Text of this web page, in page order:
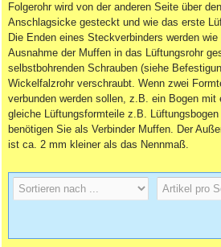
Folgerohr wird von der anderen Seite über
Anschlagsicke gesteckt und wie das erste
Die Enden eines Steckverbinders werden
Ausnahme der Muffen in das Lüftungsrohr
selbstbohrenden Schrauben (siehe
Wickelfalzrohr verschraubt. Wenn zwei
verbunden werden sollen, z.B. ein Bogen mit
gleiche Lüftungsformteile z.B.
benötigen Sie als Verbinder Muffen. Der
ist ca. 2 mm kleiner als das Nennmaß.